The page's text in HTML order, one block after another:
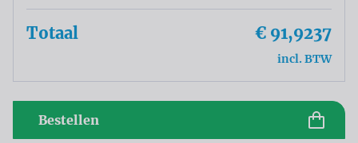
Totaal € 91,9237
incl. BTW
Bestellen